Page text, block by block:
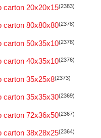
carton 20x20x15(2383)
carton 80x80x80(2378)
carton 50x35x10(2378)
carton 40x35x10(2376)
carton 35x25x8(2373)
carton 35x35x30(2369)
carton 72x36x50(2367)
carton 38x28x25(2364)